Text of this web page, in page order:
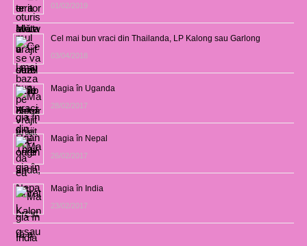
01/02/2019
Cel mai bun vraci din Thailanda, LP Kalong sau Garlong
03/04/2018
Magia în Uganda
28/02/2017
Magia în Nepal
26/02/2017
Magia în India
23/02/2017